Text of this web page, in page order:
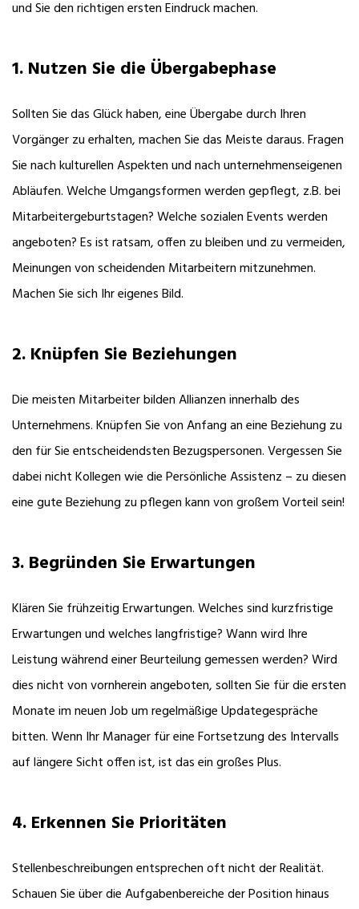
und Sie den richtigen ersten Eindruck machen.
1. Nutzen Sie die Übergabephase
Sollten Sie das Glück haben, eine Übergabe durch Ihren
Vorgänger zu erhalten, machen Sie das Meiste daraus. Fragen
Sie nach kulturellen Aspekten und nach unternehmenseigenen
Abläufen. Welche Umgangsformen werden gepflegt, z.B. bei
Mitarbeitergeburtstagen? Welche sozialen Events werden
angeboten? Es ist ratsam, offen zu bleiben und zu vermeiden,
Meinungen von scheidenden Mitarbeitern mitzunehmen.
Machen Sie sich Ihr eigenes Bild.
2. Knüpfen Sie Beziehungen
Die meisten Mitarbeiter bilden Allianzen innerhalb des
Unternehmens. Knüpfen Sie von Anfang an eine Beziehung zu
den für Sie entscheidendsten Bezugspersonen. Vergessen Sie
dabei nicht Kollegen wie die Persönliche Assistenz – zu diesen
eine gute Beziehung zu pflegen kann von großem Vorteil sein!
3. Begründen Sie Erwartungen
Klären Sie frühzeitig Erwartungen. Welches sind kurzfristige
Erwartungen und welches langfristige? Wann wird Ihre
Leistung während einer Beurteilung gemessen werden? Wird
dies nicht von vornherein angeboten, sollten Sie für die ersten
Monate im neuen Job um regelmäßige Updategespräche
bitten. Wenn Ihr Manager für eine Fortsetzung des Intervalls
auf längere Sicht offen ist, ist das ein großes Plus.
4. Erkennen Sie Prioritäten
Stellenbeschreibungen entsprechen oft nicht der Realität.
Schauen Sie über die Aufgabenbereiche der Position hinaus